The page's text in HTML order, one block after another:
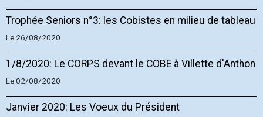
Trophée Seniors n°3: les Cobistes en milieu de tableau
Le 26/08/2020
1/8/2020: Le CORPS devant le COBE à Villette d'Anthon
Le 02/08/2020
Janvier 2020: Les Voeux du Président